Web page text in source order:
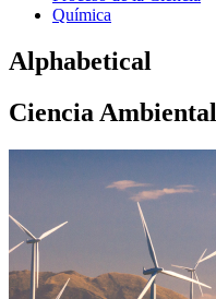
Química
Alphabetical
Ciencia Ambiental